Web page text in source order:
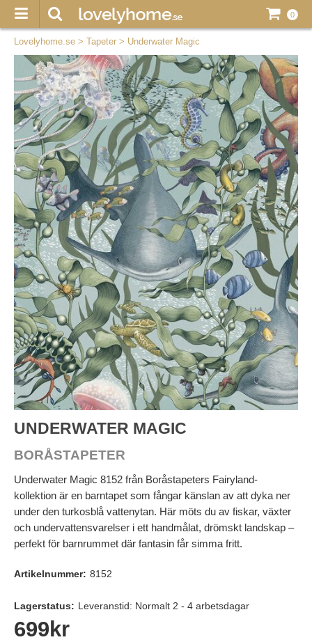
0
Lovelyhome.se > Tapeter > Underwater Magic
UNDERWATER MAGIC
BORÅSTAPETER
Underwater Magic 8152 från Boråstapeters Fairyland-
kollektion är en barntapet som fångar känslan av att dyka ner
under den turkosblå vattenytan. Här möts du av fiskar, växter
och undervattensvarelser i ett handmålat, drömskt landskap –
perfekt för barnrummet där fantasin får simma fritt.
Artikelnummer: 8152
Lagerstatus: Leveranstid: Normalt 2 - 4 arbetsdagar
699 kr